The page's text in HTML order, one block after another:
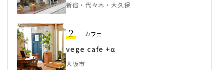
新宿・代々木・大久保
2 カフェ
vege cafe +α
大阪市